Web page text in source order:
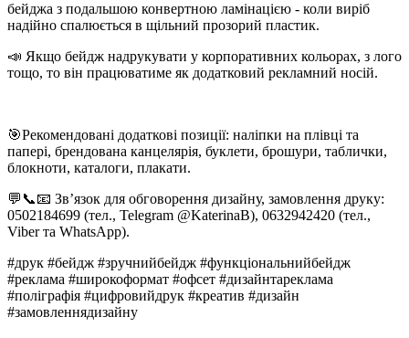
бейджа з подальшою конвертною ламінацією - коли виріб
надійно спалюється в щільний прозорий пластик.
📣 Якщо бейдж надрукувати у корпоративних кольорах, з лого
тощо, то він працюватиме як додатковий рекламний носій.
🎯Рекомендовані додаткові позиції: наліпки на плівці та
папері, брендована канцелярія, буклети, брошури, таблички,
блокноти, каталоги, плакати.
💬📞📧 Зв’язок для обговорення дизайну, замовлення друку:
0502184699 (тел., Telegram @KaterinaB), 0632942420 (тел.,
Viber та WhatsApp).
#друк #бейдж #зручнийбейдж #функціональнийбейдж
#реклама #широкоформат #офсет #дизайнтареклама
#поліграфія #цифровийдрук #креатив #дизайн
#замовленнядизайну